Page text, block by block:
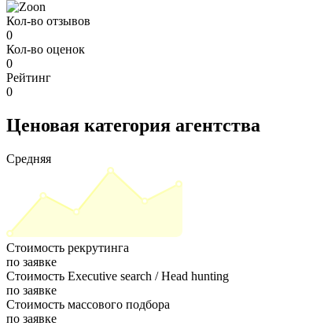
Кол-во отзывов
0
Кол-во оценок
0
Рейтинг
0
Ценовая категория агентства
Средняя
Стоимость рекрутинга
по заявке
Стоимость Executive search / Head hunting
по заявке
Стоимость массового подбора
по заявке